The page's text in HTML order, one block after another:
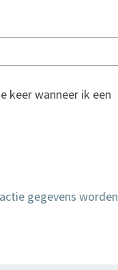
keer wanneer ik een
gegevens worden